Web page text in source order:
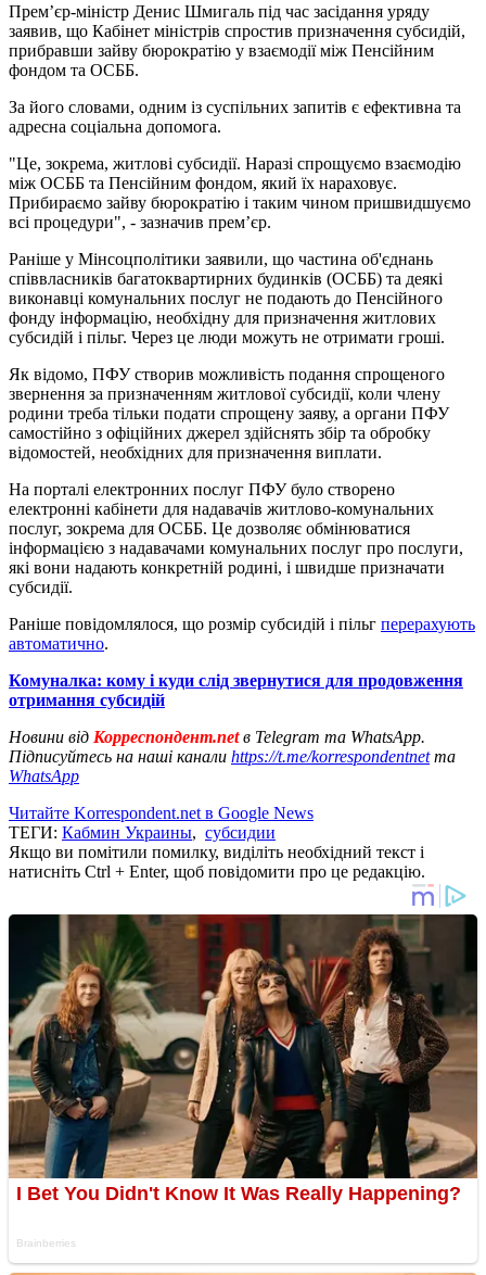
Прем’єр-міністр Денис Шмигаль під час засідання уряду
заявив, що Кабінет міністрів спростив призначення субсидій,
прибравши зайву бюрократію у взаємодії між Пенсійним
фондом та ОСББ.
За його словами, одним із суспільних запитів є ефективна та
адресна соціальна допомога.
"Це, зокрема, житлові субсидії. Наразі спрощуємо взаємодію
між ОСББ та Пенсійним фондом, який їх нараховує.
Прибираємо зайву бюрократію і таким чином пришвидшуємо
всі процедури", - зазначив прем’єр.
Раніше у Мінсоцполітики заявили, що частина об'єднань
співвласників багатоквартирних будинків (ОСББ) та деякі
виконавці комунальних послуг не подають до Пенсійного
фонду інформацію, необхідну для призначення житлових
субсидій і пільг. Через це люди можуть не отримати гроші.
Як відомо, ПФУ створив можливість подання спрощеного
звернення за призначенням житлової субсидії, коли члену
родини треба тільки подати спрощену заяву, а органи ПФУ
самостійно з офіційних джерел здійснять збір та обробку
відомостей, необхідних для призначення виплати.
На порталі електронних послуг ПФУ було створено
електронні кабінети для надавачів житлово-комунальних
послуг, зокрема для ОСББ. Це дозволяє обмінюватися
інформацією з надавачами комунальних послуг про послуги,
які вони надають конкретній родині, і швидше призначати
субсидії.
Раніше повідомлялося, що розмір субсидій і пільг перерахують
автоматично.
Комуналка: кому і куди слід звернутися для продовження
отримання субсидій
Новини від Корреспондент.netв Telegram та WhatsApp.
Підписуйтесь на наші канали https://t.me/korrespondentnetта
WhatsApp
Читайте Korrespondent.net в Google News
ТЕГИ: Кабмин Украины, субсидии
Якщо ви помітили помилку, виділіть необхідний текст і
натисніть Ctrl + Enter, щоб повідомити про це редакцію.